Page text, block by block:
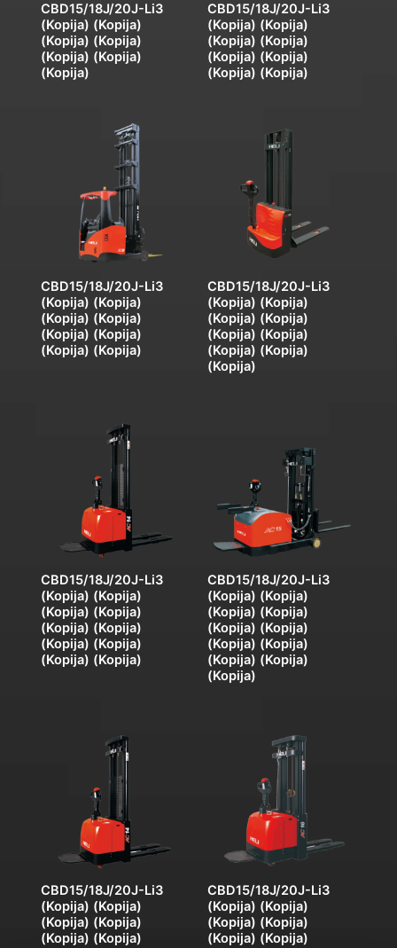
CBD15/18J/20J-Li3
(Kopija) (Kopija)
(Kopija) (Kopija)
(Kopija) (Kopija)
(Kopija)
CBD15/18J/20J-Li3
(Kopija) (Kopija)
(Kopija) (Kopija)
(Kopija) (Kopija)
(Kopija) (Kopija)
CBD15/18J/20J-Li3
(Kopija) (Kopija)
(Kopija) (Kopija)
(Kopija) (Kopija)
(Kopija) (Kopija)
CBD15/18J/20J-Li3
(Kopija) (Kopija)
(Kopija) (Kopija)
(Kopija) (Kopija)
(Kopija) (Kopija)
(Kopija)
CBD15/18J/20J-Li3
(Kopija) (Kopija)
(Kopija) (Kopija)
(Kopija) (Kopija)
(Kopija) (Kopija)
(Kopija) (Kopija)
CBD15/18J/20J-Li3
(Kopija) (Kopija)
(Kopija) (Kopija)
(Kopija) (Kopija)
(Kopija) (Kopija)
(Kopija) (Kopija)
(Kopija)
CBD15/18J/20J-Li3
(Kopija) (Kopija)
(Kopija) (Kopija)
(Kopija) (Kopija)
CBD15/18J/20J-Li3
(Kopija) (Kopija)
(Kopija) (Kopija)
(Kopija) (Kopija)